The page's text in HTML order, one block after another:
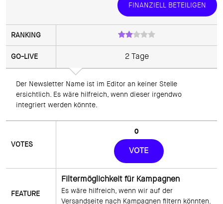
FINANZIELL BETEILIGEN
2 Tage
Der Newsletter Name ist im Editor an keiner Stelle
ersichtlich. Es wäre hilfreich, wenn dieser irgendwo
0
VOTE
Filtermöglichkeit für Kampagnen
Es wäre hilfreich, wenn wir auf der
Versandseite nach Kampagnen filtern könnten.